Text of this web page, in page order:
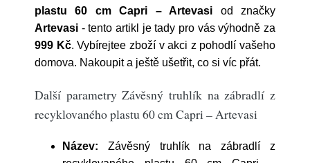
plastu 60 cm Capri – Artevasi od značky
Artevasi - tento artikl je tady pro vás výhodně za
999 Kč. Vybírejtee zboží v akci z pohodlí vašeho
domova. Nakoupit a ještě ušetřit, co si víc přát.
Další parametry Závěsný truhlík na zábradlí z
recyklovaného plastu 60 cm Capri – Artevasi
Název: Závěsný truhlík na zábradlí z